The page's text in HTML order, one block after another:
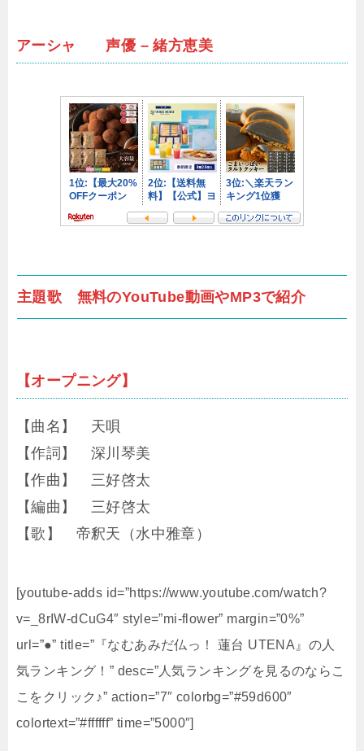
アーシャ 声優 – 緒方恵美
主題歌 無料のYouTube動画やMP3で紹介
【オープニング】
【曲名】 天唄
【作詞】 深川琴美
【作曲】 三好啓太
【編曲】 三好啓太
【歌】 帝釈天（水中雅章）
[youtube-adds id=”https://www.youtube.com/watch?
v=_8rIW-dCuG4″ style=”mi-flower” margin=”0%”
url=”●” title=”『なむあみだ仏っ！ 蓮台 UTENA』の人
気ランキング！” desc=”人気ランキングを見るのならこ
こをクリック♪” action=”7″ colorbg=”#59d600″
colortext=”#ffffff” time=”5000″]